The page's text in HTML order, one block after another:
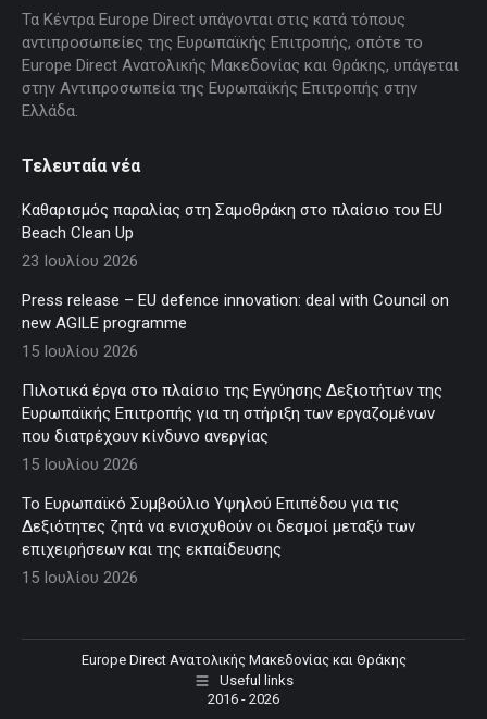
windowwindowwindowwindowwindow
Τα Κέντρα Europe Direct υπάγονται στις κατά τόπους
αντιπροσωπείες της Ευρωπαϊκής Επιτροπής, οπότε το
Europe Direct Ανατολικής Μακεδονίας και Θράκης, υπάγεται
στην Αντιπροσωπεία της Ευρωπαϊκής Επιτροπής στην
Ελλάδα.
Τελευταία νέα
Καθαρισμός παραλίας στη Σαμοθράκη στο πλαίσιο του EU
Beach Clean Up
23 Ιουλίου 2026
Press release – EU defence innovation: deal with Council on
new AGILE programme
15 Ιουλίου 2026
Πιλοτικά έργα στο πλαίσιο της Εγγύησης Δεξιοτήτων της
Ευρωπαϊκής Επιτροπής για τη στήριξη των εργαζομένων
που διατρέχουν κίνδυνο ανεργίας
15 Ιουλίου 2026
Το Ευρωπαϊκό Συμβούλιο Υψηλού Επιπέδου για τις
Δεξιότητες ζητά να ενισχυθούν οι δεσμοί μεταξύ των
επιχειρήσεων και της εκπαίδευσης
15 Ιουλίου 2026
Europe Direct Ανατολικής Μακεδονίας και Θράκης
Useful links
2016 - 2026